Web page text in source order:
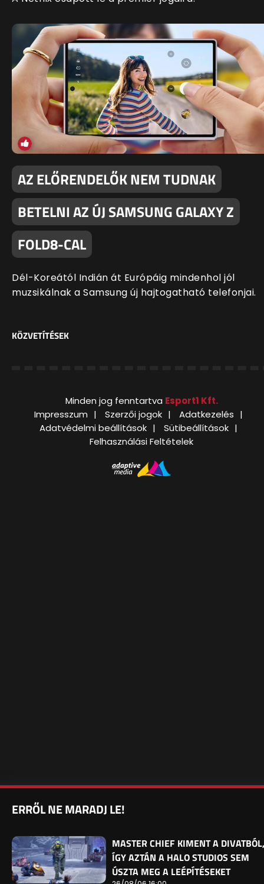
AZ ELŐRENDELŐK NEM TUDNAK
BETELNI AZ ÚJ SAMSUNG GALAXY Z
FOLD8-CAL
Dél-Koreától Indián át Európáig mindenhol jól
muzsikálnak a Samsung új hajtogatható telefonjai.
KÖZVETÍTÉSEK
Minden jog fenntartva Esport1 Kft.
Impresszum
Szerzői jogok
Adatkezelés
Adatvédelmi beállítások
Sütibeállítások
Felhasználási Feltételek
ERRŐL NE MARADJ LE!
MASTER CHIEF KIMENT A DIVATBÓL,
ÍGY AZTÁN A HALO STUDIOS SEM
ÚSZTA MEG A LEÉPÍTÉSEKET